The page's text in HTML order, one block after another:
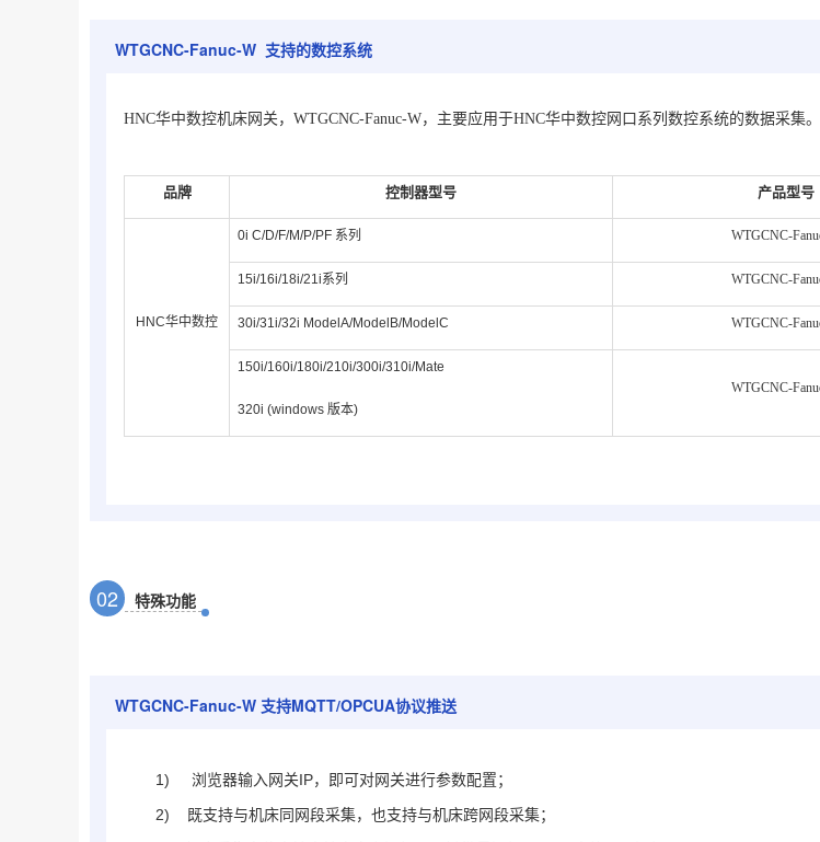
WTGCNC-Fanuc-W 支持的数控系统
HNC华中数控机床网关，WTGCNC-Fanuc-W，主要应用于HNC华中数控网口系列数控系统的数据采集。
品牌 控制器型号 产品型号
HNC华中数控
0i C/D/F/M/P/PF 系列 WTGCNC-
15i/16i/18i/21i系列 WTGCNC-
30i/31i/32i ModelA/Model B/ModelC WTGCNC-
150i/160i/180i/210i/300i/310i/Mate
320i (windows 版本)
WTGCNC-
02 特殊功能
WTGCNC-Fanuc-W 支持MQTT/OPCUA协议推送
1)
浏览器输入网关IP，即可对网关进行参数配置；
2) 既支持与机床同网段采集，也支持与机床跨网段采集；